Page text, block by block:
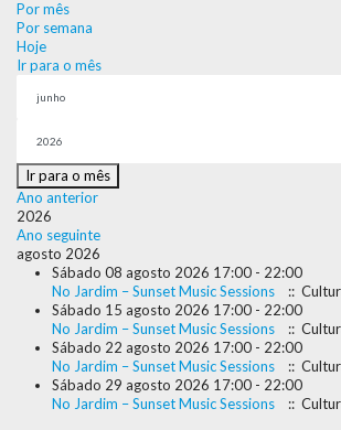
Por mês
Por semana
Hoje
Ir para o mês
Ir para o mês
Ano anterior
2026
Ano seguinte
agosto 2026
Sábado 08 agosto 2026 17:00 - 22:00
No Jardim – Sunset Music Sessions
::
Sábado 15 agosto 2026 17:00 - 22:00
No Jardim – Sunset Music Sessions
::
Sábado 22 agosto 2026 17:00 - 22:00
No Jardim – Sunset Music Sessions
::
Sábado 29 agosto 2026 17:00 - 22:00
No Jardim – Sunset Music Sessions
::